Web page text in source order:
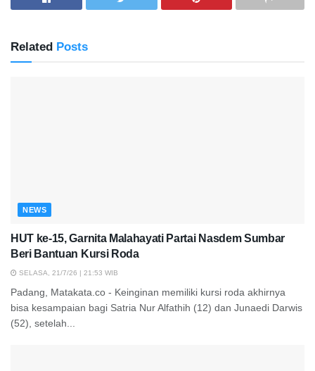
Related Posts
NEWS
HUT ke-15, Garnita Malahayati Partai Nasdem Sumbar
Beri Bantuan Kursi Roda
SELASA, 21/7/26 | 21:53 WIB
Padang, Matakata.co - Keinginan memiliki kursi roda akhirnya
bisa kesampaian bagi Satria Nur Alfathih (12) dan Junaedi Darwis
(52), setelah...